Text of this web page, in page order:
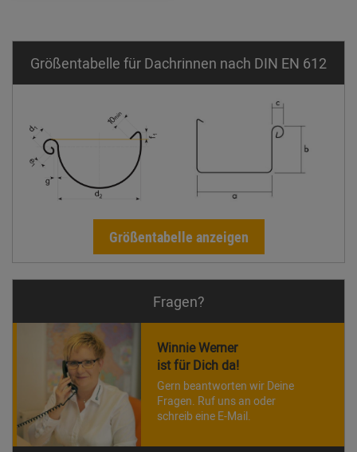
Größentabelle für Dachrinnen nach DIN EN 612
Größentabelle anzeigen
Fragen?
Winnie Werner
ist für Dich da!
Gern beantworten wir Deine
Fragen. Ruf uns an oder
schreib eine E-Mail.